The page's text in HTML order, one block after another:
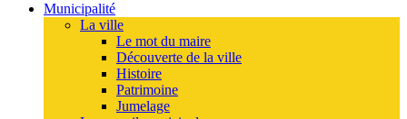
Municipalité
La ville
Le mot du maire
Découverte de la ville
Histoire
Patrimoine
Jumelage